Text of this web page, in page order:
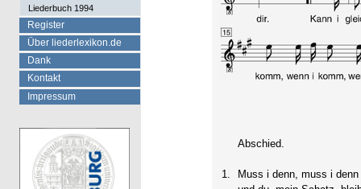
Abschied.
1.
Muss i denn, muss i
Liederbuch 1994
Register
Über liederlexikon.de
Dank
Kontakt
Impressum